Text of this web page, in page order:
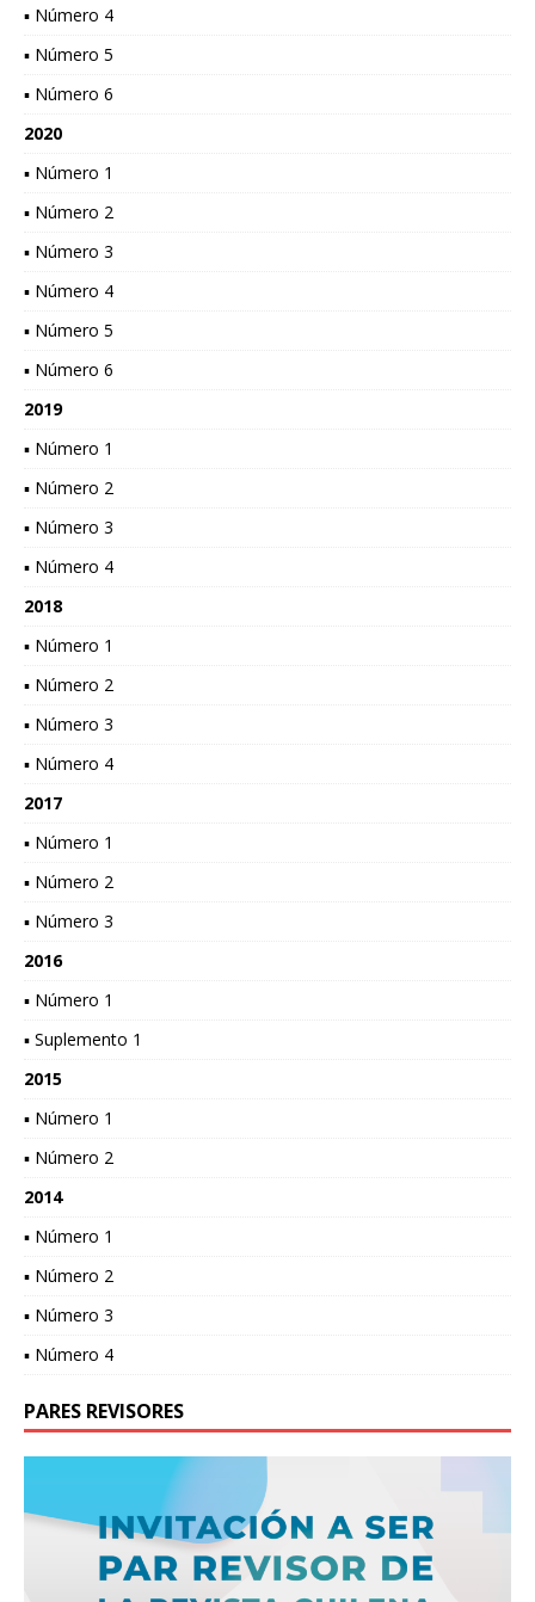
▪ Número 4
▪ Número 5
▪ Número 6
2020
▪ Número 1
▪ Número 2
▪ Número 3
▪ Número 4
▪ Número 5
▪ Número 6
2019
▪ Número 1
▪ Número 2
▪ Número 3
▪ Número 4
2018
▪ Número 1
▪ Número 2
▪ Número 3
▪ Número 4
2017
▪ Número 1
▪ Número 2
▪ Número 3
2016
▪ Número 1
▪ Suplemento 1
2015
▪ Número 1
▪ Número 2
2014
▪ Número 1
▪ Número 2
▪ Número 3
▪ Número 4
PARES REVISORES